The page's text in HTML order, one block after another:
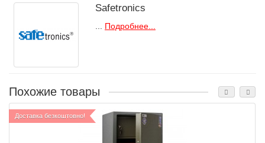
Safetronics
Подробнее...
Похожие товары
Доставка безкоштовно!